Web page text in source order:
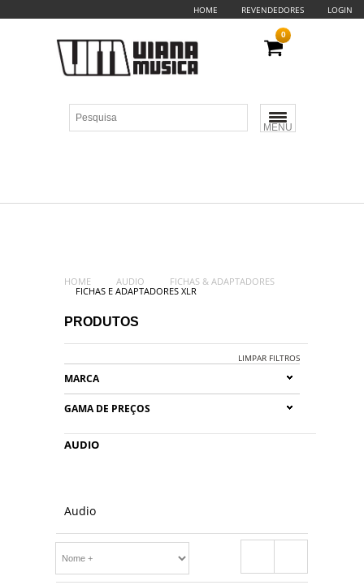
HOME REVENDEDORES LOGIN
MENU
0
HOME AUDIO
FICHAS & ADAPTADORES
FICHAS E ADAPTADORES XLR
PRODUTOS
LIMPAR FILTROS
MARCA
GAMA DE PREÇOS
AUDIO
Audio